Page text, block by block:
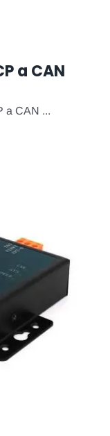
a CAN
a CAN ...